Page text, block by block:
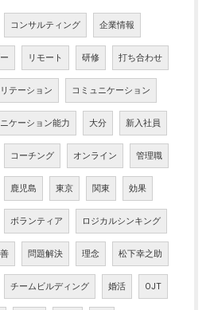
コンサルティング 企業情報
リモート 研修 打ち合わせ
テーション コミュニケーション
ケーション能力 大分 新入社員
コーチング オンライン 管理職
鹿児島 東京 関東 効果
ボランティア ロジカルシンキング
問題解決 理念 松下幸之助
チームビルディング 婚活 OJT